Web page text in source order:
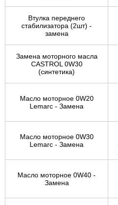
Втулка переднего
стабилизатора (2шт) -
замена
Замена моторного масла
CASTROL 0W30
(синтетика)
Масло моторное 0W20
Lemarc - Замена
Масло моторное 0W30
Lemarc - Замена
Масло моторное 0W40 -
Замена